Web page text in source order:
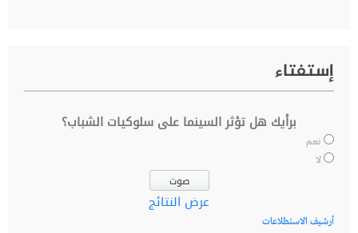
إستفتاء
برأيك هل تؤثر السينما على سلوكيات الشباب؟
نعم
لا
عرض النتائج
أرشيف الاستطلاعات